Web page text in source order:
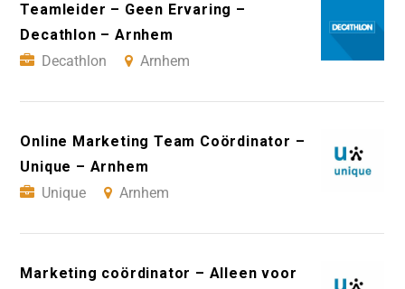
Teamleider – Geen Ervaring –
Decathlon – Arnhem
Decathlon
Arnhem
Online Marketing Team Coördinator –
Unique – Arnhem
Unique
Arnhem
Marketing coördinator – Alleen voor